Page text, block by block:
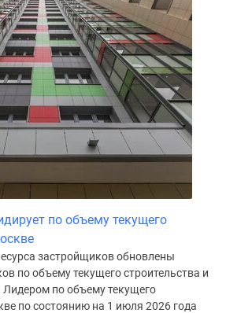
по объему текущего
застройщиков обновлены
по объему текущего строительства и
по объему текущего
по состоянию на 1 июля 2026 года